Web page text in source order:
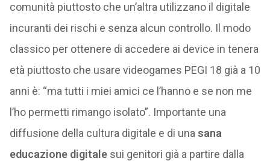
comunità piuttosto che un’altra utilizzano il digitale
incuranti dei rischi e senza alcun controllo. Il modo
classico per ottenere di accedere ai device in tenera
età piuttosto che usare videogames PEGI 18 già a 10
anni è: “ma tutti i miei amici ce l’hanno e se non me
l’ho permetti rimango isolato”. Importante una
diffusione della cultura digitale e di una sana
educazione digitalesui genitori già a partire dalla